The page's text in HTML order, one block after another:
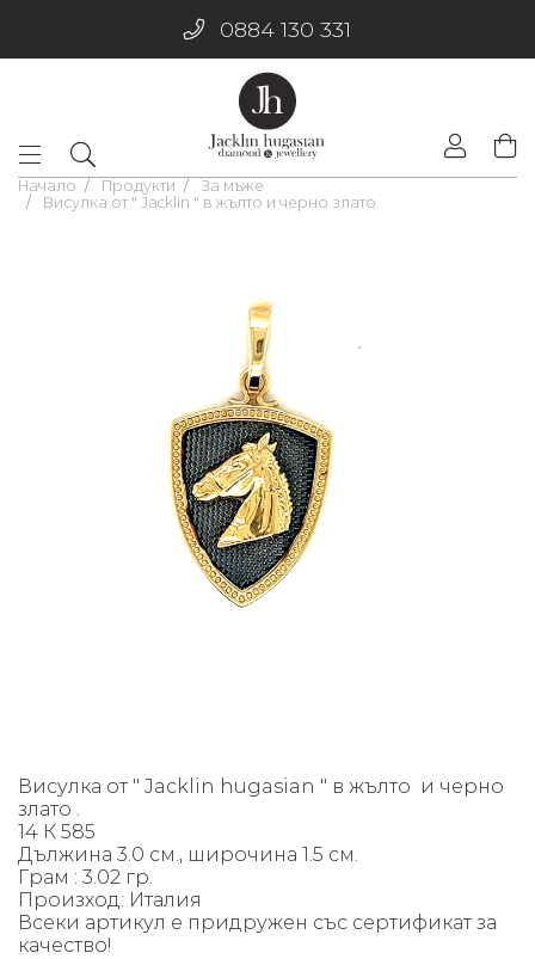
0884 130 331
Начало Продукти
За мъже
Висулка от " Jacklin " в жълто и черно злато
Висулка от " Jacklin hugasian " в жълто и черно
злато .
14 К 585
Дължина 3.0 см., широчина 1.5 см.
Грам : 3.02 гр.
Произход: Италия
Всеки артикул е придружен със сертификат за
качество!